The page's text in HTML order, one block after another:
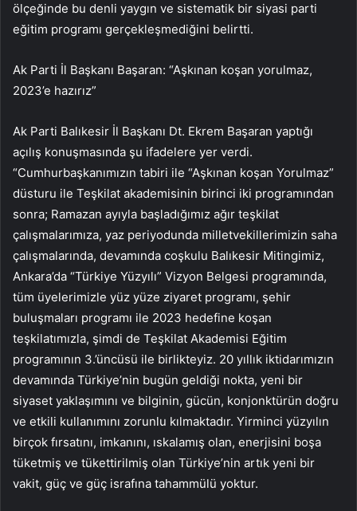
ölçeğinde bu denli yaygın ve sistematik bir siyasi parti
eğitim programı gerçekleşmediğini belirtti.
Ak Parti İl Başkanı Başaran: “Aşkınan koşan yorulmaz,
2023’e hazırız”
Ak Parti Balıkesir İl Başkanı Dt. Ekrem Başaran yaptığı
açılış konuşmasında şu ifadelere yer verdi.
“Cumhurbaşkanımızın tabiri ile “Aşkınan koşan Yorulmaz”
düsturu ile Teşkilat akademisinin birinci iki programından
sonra; Ramazan ayıyla başladığımız ağır teşkilat
çalışmalarımıza, yaz periyodunda milletvekillerimizin saha
çalışmalarında, devamında coşkulu Balıkesir Mitingimiz,
Ankara’da “Türkiye Yüzyılı” Vizyon Belgesi programında,
tüm üyelerimizle yüz yüze ziyaret programı, şehir
buluşmaları programı ile 2023 hedefine koşan
teşkilatımızla, şimdi de Teşkilat Akademisi Eğitim
programının 3.’üncüsü ile birlikteyiz. 20 yıllık iktidarımızın
devamında Türkiye’nin bugün geldiği nokta, yeni bir
siyaset yaklaşımını ve bilginin, gücün, konjonktürün doğru
ve etkili kullanımını zorunlu kılmaktadır. Yirminci yüzyılın
birçok fırsatını, imkanını, ıskalamış olan, enerjisini boşa
tüketmiş ve tükettirilmiş olan Türkiye’nin artık yeni bir
vakit, güç ve güç israfına tahammülü yoktur.